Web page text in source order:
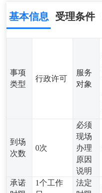
基本信息 受理条件
事项
类型
行政许可
服务
对象
到场
次数
0次
必须
现场
办理
原因
说明
承诺
1个工作
法定